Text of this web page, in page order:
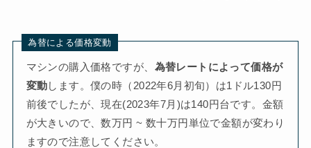
為替による価格変動
マシンの購入価格ですが、 為替レートによって価格が
変動します。僕の時（2022年6月初旬）は1ドル130円
前後でしたが、現在(2023年7月)は140円台です。金額
が大きいので、数万円 ~ 数十万円単位で金額が変わり
ますので注意してください。